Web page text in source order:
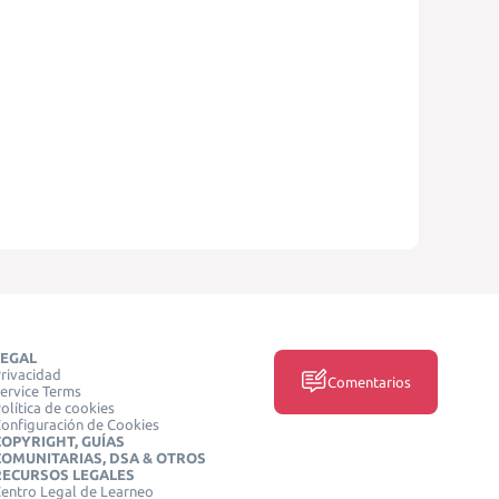
Terms
de cookies
de Cookies
GUÍAS
DSA & OTROS
LEGALES
Legal de Learneo
Comentarios